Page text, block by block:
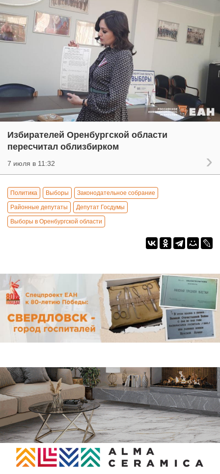
Избирателей Оренбургской области
пересчитал облизбирком
7 июля в 11:32
Политика Выборы Законодательное собрание
Районные депутаты Депутат Госдумы
Выборы в Оренбургской области